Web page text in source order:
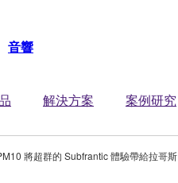
音響
解決方案 案例研究
將超群的 Subfrantic 體驗帶給拉哥斯